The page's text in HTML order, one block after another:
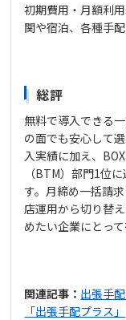
初期費用・月額利
関や宿泊、各種手
総評
無料で導入できる
の面でも安心して
入実績に加え、
（BTM）部門1位
す。月締め一括請
店運用から切り替
めたい企業にとっ
関連記事： 出張手
「出張手配プラス」